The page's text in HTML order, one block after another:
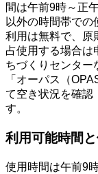
間は午前9時～正
以外の時間帯での
利用は無料で、原
占使用する場合は
ちづくりセンター
「オーパス（
て空き状況を確認
す。
利用可能時間
使用時間は午前9